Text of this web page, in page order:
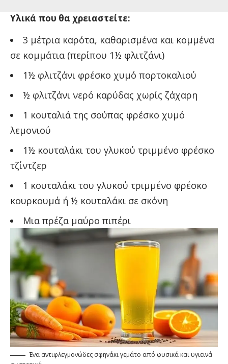
Υλικά που θα χρειαστείτε:
3 μέτρια καρότα, καθαρισμένα και κομμένα
σε κομμάτια (περίπου 1½ φλιτζάνι)
1½ φλιτζάνι φρέσκο χυμό πορτοκαλιού
½ φλιτζάνι νερό καρύδας χωρίς ζάχαρη
1 κουταλιά της σούπας φρέσκο χυμό
λεμονιού
1½ κουταλάκι του γλυκού τριμμένο φρέσκο
τζίντζερ
1 κουταλάκι του γλυκού τριμμένο φρέσκο
κουρκουμά ή ½ κουταλάκι σε σκόνη
Μια πρέζα μαύρο πιπέρι
Ένα αντιφλεγμονώδες σφηνάκι γεμάτο από φυσικά και υγιεινά